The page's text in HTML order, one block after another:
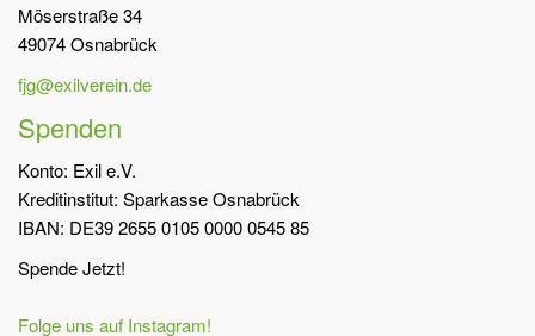
Möserstraße 34
49074 Osnabrück
fjg@exilverein.de
Spenden
Konto: Exil e.V.
Kreditinstitut: Sparkasse Osnabrück
IBAN: DE39 2655 0105 0000 0545 85
Spende Jetzt!
Folge uns auf Instagram!